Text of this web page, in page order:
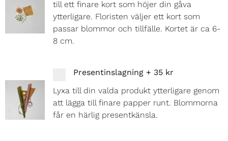
till ett finare kort som höjer din gåva
ytterligare. Floristen väljer ett kort som
passar blommor och tillfälle. Kortet är ca 6-
8 cm.
Presentinslagning + 35 kr
Lyxa till din valda produkt ytterligare genom
att lägga till finare papper runt. Blommorna
får en härlig presentkänsla.